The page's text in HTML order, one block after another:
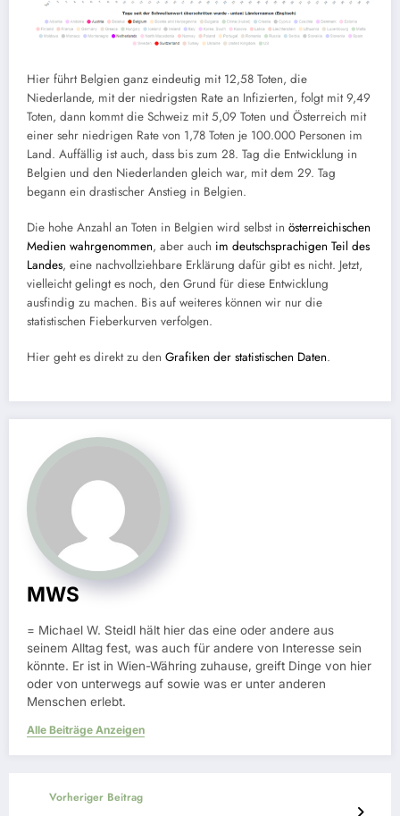
Hier führt Belgien ganz eindeutig mit 12,58 Toten, die
Niederlande, mit der niedrigsten Rate an Infizierten, folgt mit 9,49
Toten, dann kommt die Schweiz mit 5,09 Toten und Österreich mit
einer sehr niedrigen Rate von 1,78 Toten je 100.000 Personen im
Land. Auffällig ist auch, dass bis zum 28. Tag die Entwicklung in
Belgien und den Niederlanden gleich war, mit dem 29. Tag
begann ein drastischer Anstieg in Belgien.
Die hohe Anzahl an Toten in Belgien wird selbst in österreichischen
Medien wahrgenommen, aber auch im deutschsprachigen Teil des
Landes, eine nachvollziehbare Erklärung dafür gibt es nicht. Jetzt,
vielleicht gelingt es noch, den Grund für diese Entwicklung
ausfindig zu machen. Bis auf weiteres können wir nur die
statistischen Fieberkurven verfolgen.
Hier geht es direkt zu den Grafiken der statistischen Daten.
MWS
= Michael W. Steidl hält hier das eine oder andere aus
seinem Alltag fest, was auch für andere von Interesse sein
könnte. Er ist in Wien-Währing zuhause, greift Dinge von hier
oder von unterwegs auf sowie was er unter anderen
Menschen erlebt.
Alle Beiträge Anzeigen
Vorheriger Beitrag